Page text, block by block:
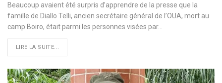
Beaucoup avaient été surpris d’apprendre de la presse que la
famille de Diallo Telli, ancien secrétaire général de l’OUA, mort au
camp Boiro, était parmi les personnes visées par…
LIRE LA SUITE...